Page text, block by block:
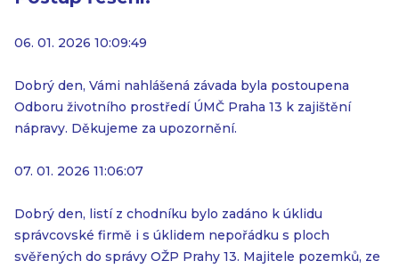
06. 01. 2026 10:09:49
Dobrý den, Vámi nahlášená závada byla postoupena
Odboru životního prostředí ÚMČ Praha 13 k zajištění
nápravy. Děkujeme za upozornění.
07. 01. 2026 11:06:07
Dobrý den, listí z chodníku bylo zadáno k úklidu
správcovské firmě i s úklidem nepořádku s ploch
svěřených do správy OŽP Prahy 13. Majitele pozemků, ze